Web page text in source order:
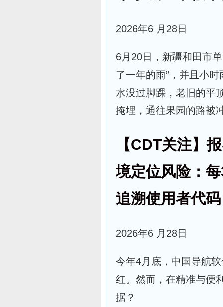
2026年6 月28日
6月20日，新疆和田市
了一年的雨”，并且小
水没过脚踝，老旧的平
掩埋，通往果园的路被
【CDT关注】
境定位风险：
追溯使用者代码
2026年6 月28日
今年4月底，中国导航
红。然而，在精准与便
据？